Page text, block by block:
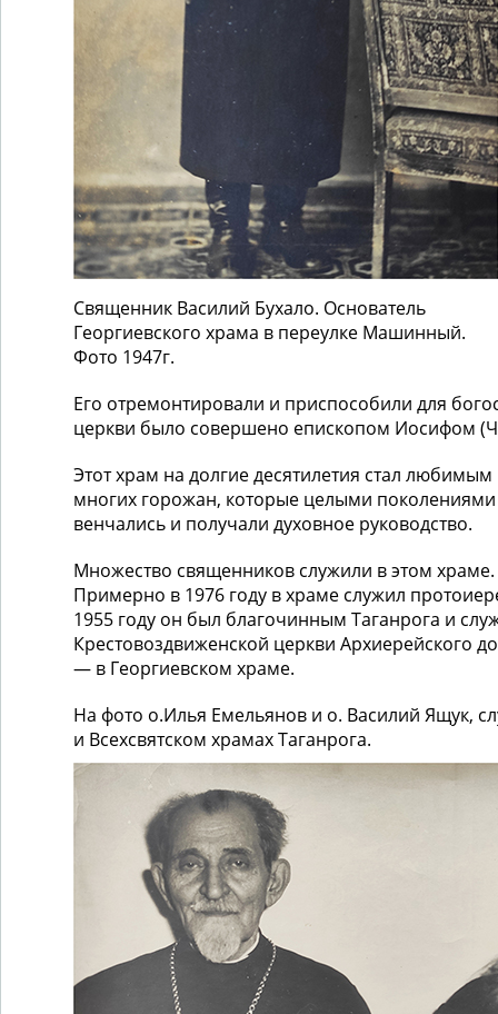
Священник Василий Бухало. Основатель
Георгиевского храма в переулке Машинный.
Фото 1947г.
Его отремонтировали и приспособили для
церкви было совершено епископом Иосифом
Этот храм на долгие десятилетия стал
многих горожан, которые целыми поколениями
венчались и получали духовное руководство.
Множество священников служили в этом храме.
Примерно в 1976 году в храме служил
1955 году он был благочинным Таганрога и
Крестовоздвиженской церкви Архиерейского
— в Георгиевском храме.
На фото о.Илья Емельянов и о. Василий Ящук,
и Всехсвятском храмах Таганрога.